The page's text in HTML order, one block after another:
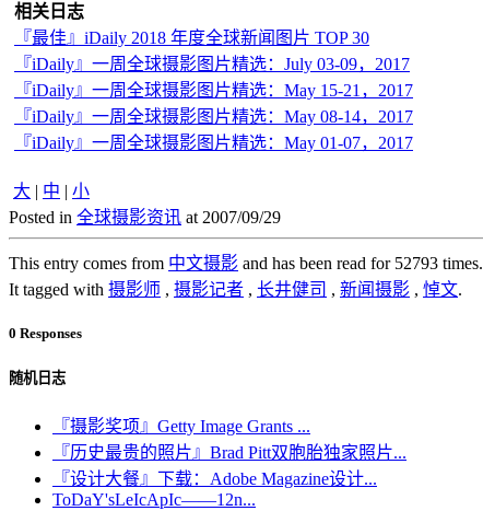
相关日志
『最佳』iDaily 2018 年度全球新闻图片 TOP 30
『iDaily』一周全球摄影图片精选：July 03-09，2017
『iDaily』一周全球摄影图片精选：May 15-21，2017
『iDaily』一周全球摄影图片精选：May 08-14，2017
『iDaily』一周全球摄影图片精选：May 01-07，2017
大 | 中 | 小
Posted in 全球摄影资讯 at 2007/09/29
This entry comes from 中文摄影 and has been read for 52793 times.
It tagged with 摄影师 , 摄影记者 , 长井健司 , 新闻摄影 , 悼文.
0 Responses
随机日志
『摄影奖项』Getty Image Grants ...
『历史最贵的照片』Brad Pitt双胞胎独家照片...
『设计大餐』下载：Adobe Magazine设计...
ToDaY'sLeIcApIc——12n...